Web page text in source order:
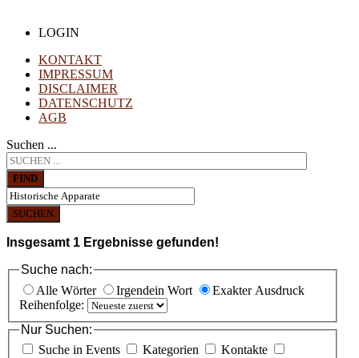
LOGIN
KONTAKT
IMPRESSUM
DISCLAIMER
DATENSCHUTZ
AGB
Suchen ...
FIND
SUCHEN
Insgesamt 1 Ergebnisse gefunden!
Suche nach:
Alle Wörter
Irgendein Wort
Exakter Ausdruck
Reihenfolge:
Nur Suchen:
Suche in Events
Kategorien
Kontakte